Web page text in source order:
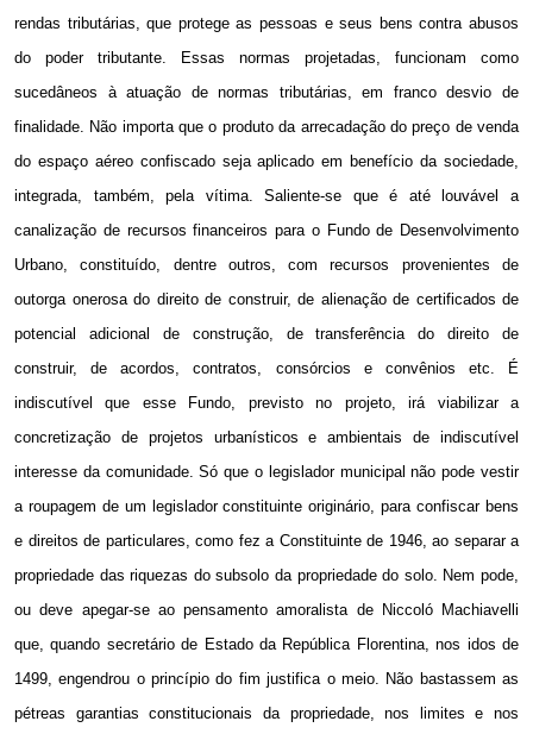
rendas tributárias, que protege as pessoas e seus bens contra abusos
do poder tributante. Essas normas projetadas, funcionam como
sucedâneos à atuação de normas tributárias, em franco desvio de
finalidade. Não importa que o produto da arrecadação do preço de venda
do espaço aéreo confiscado seja aplicado em benefício da sociedade,
integrada, também, pela vítima. Saliente-se que é até louvável a
canalização de recursos financeiros para o Fundo de Desenvolvimento
Urbano, constituído, dentre outros, com recursos provenientes de
outorga onerosa do direito de construir, de alienação de certificados de
potencial adicional de construção, de transferência do direito de
construir, de acordos, contratos, consórcios e convênios etc. É
indiscutível que esse Fundo, previsto no projeto, irá viabilizar a
concretização de projetos urbanísticos e ambientais de indiscutível
interesse da comunidade. Só que o legislador municipal não pode vestir
a roupagem de um legislador constituinte originário, para confiscar bens
e direitos de particulares, como fez a Constituinte de 1946, ao separar a
propriedade das riquezas do subsolo da propriedade do solo. Nem pode,
ou deve apegar-se ao pensamento amoralista de Niccoló Machiavelli
que, quando secretário de Estado da República Florentina, nos idos de
1499, engendrou o princípio do fim justifica o meio. Não bastassem as
pétreas garantias constitucionais da propriedade, nos limites e nos